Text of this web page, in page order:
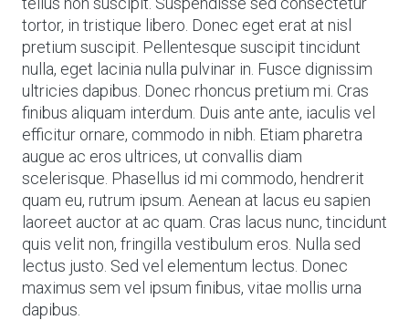
tortor, in tristique libero. Donec eget erat at nisl
pretium suscipit. Pellentesque suscipit tincidunt
nulla, eget lacinia nulla pulvinar in. Fusce dignissim
ultricies dapibus. Donec rhoncus pretium mi. Cras
finibus aliquam interdum. Duis ante ante, iaculis vel
efficitur ornare, commodo in nibh. Etiam pharetra
augue ac eros ultrices, ut convallis diam
scelerisque. Phasellus id mi commodo, hendrerit
quam eu, rutrum ipsum. Aenean at lacus eu sapien
laoreet auctor at ac quam. Cras lacus nunc, tincidunt
quis velit non, fringilla vestibulum eros. Nulla sed
lectus justo. Sed vel elementum lectus. Donec
maximus sem vel ipsum finibus, vitae mollis urna
dapibus.